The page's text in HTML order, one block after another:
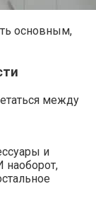
основным,
между
и